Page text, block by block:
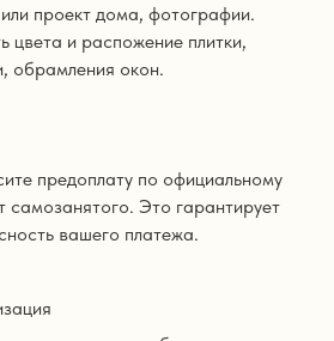
проект дома, фотографии.
цвета и распожение плитки,
обрамления окон.
предоплату по официальному
самозанятого. Это гарантирует
вашего платежа.